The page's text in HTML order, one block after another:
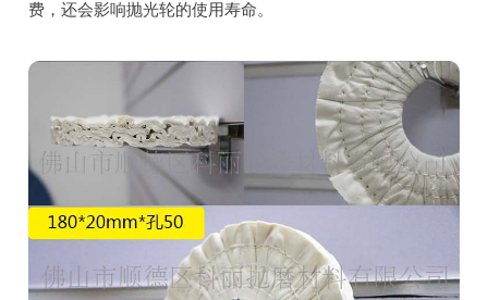
费，还会影响抛光轮的使用寿命。